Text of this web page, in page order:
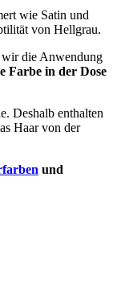
wie Satin und
von Hellgrau.
wir die Anwendung
Farbe in der Dose
Deshalb enthalten
Haar von der
und